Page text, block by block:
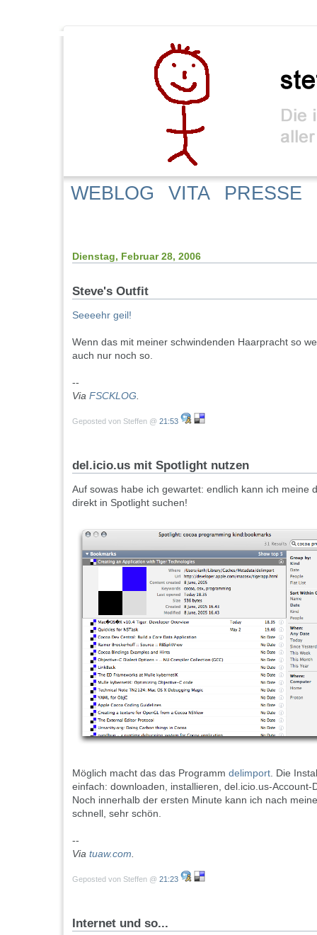
WEBLOG VITA PRESSE
Dienstag, Februar 28, 2006
Steve's Outfit
Seeeehr geil!
Wenn das mit meiner schwindenden Haarpracht so
auch nur noch so.
--
Via FSCKLOG.
Geposted von Steffen @ 21:53
del.icio.us mit Spotlight nutzen
Auf sowas habe ich gewartet: endlich kann ich meine
direkt in Spotlight suchen!
Möglich macht das das Programm delimport. Die
einfach: downloaden, installieren, del.icio.us-Account-
Noch innerhalb der ersten Minute kann ich nach
schnell, sehr schön.
--
Via tuaw.com.
Geposted von Steffen @ 21:23
Internet und so...